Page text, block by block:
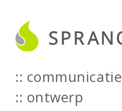
communicatie
::
ontwerp
::